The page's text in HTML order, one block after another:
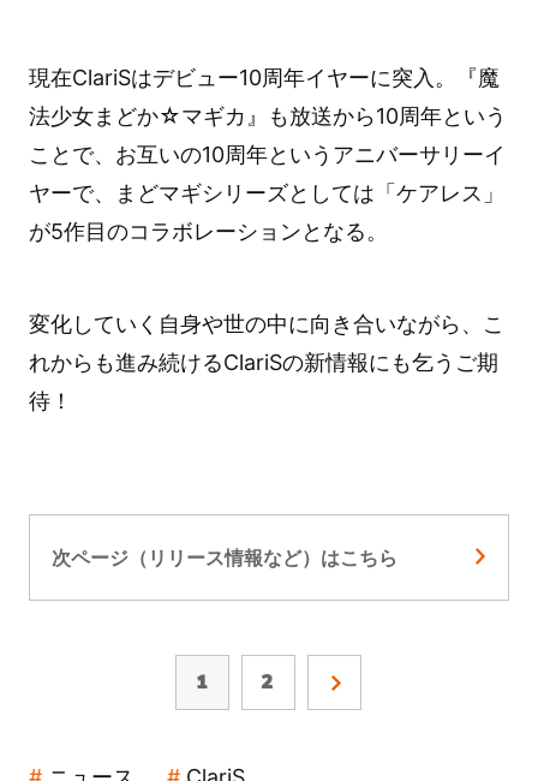
現在ClariSはデビュー10周年イヤーに突入。『魔
法少女まどか☆マギカ』も放送から10周年という
ことで、お互いの10周年というアニバーサリーイ
ヤーで、まどマギシリーズとしては「ケアレス」
が5作目のコラボレーションとなる。
変化していく自身や世の中に向き合いながら、こ
れからも進み続けるClariSの新情報にも乞うご期
待！
次ページ（リリース情報など）はこちら
1 2